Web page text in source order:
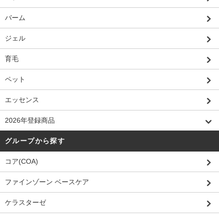
バーム
ジェル
育毛
ペット
エッセンス
2026年登録商品
グループから探す
コア(COA)
ファインゾーン ベースケア
ケラスターゼ